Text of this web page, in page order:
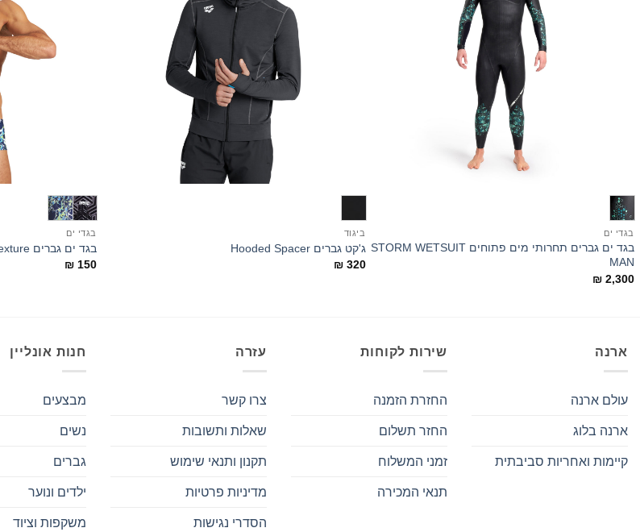
בגדי ים
בגד ים גברים תחרותי מים פתוחים STORM WETSUIT
MAN
₪ 2,300
ביגוד
ג'קט גברים Hooded Spacer
₪320
בגדי ים
בגד ים גברים Earth Texture
₪ 150
ארנה
עולם ארנה
ארנה בלוג
קיימות ואחריות סביבתית
שירות לקוחות
החזרת הזמנה
החזר תשלום
זמני המשלוח
תנאי המכירה
עזרה
צרו קשר
שאלות ותשובות
תקנון ותנאי שימוש
מדיניות פרטיות
הסדרי נגישות
חנות אונליין
מבצעים
נשים
גברים
ילדים ונוער
משקפות וציוד